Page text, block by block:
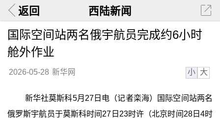
返回 西陆新闻
国际空间站两名俄宇航员完成约6小时
舱外作业
2026-05-28 新华网 小 大
新华社莫斯科5月27日电（记者栾海）国际空间站两名
俄罗斯宇航员于莫斯科时间27日23时许（北京时间28日4时